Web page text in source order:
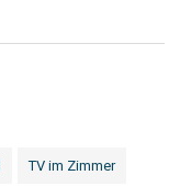
TV im Zimmer